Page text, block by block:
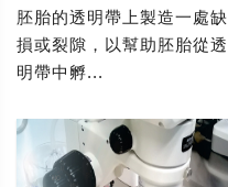
胚胎的透明帶上製造一處缺
損或裂隙，以幫助胚胎從透
明帶中孵...